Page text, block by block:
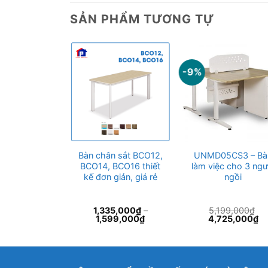
SẢN PHẨM TƯƠNG TỰ
Bàn chân sắt BCO12,
BCO14, BCO16 thiết
kế đơn giản, giá rẻ
1,335,000₫–
1,599,000₫
-9%
UNMD05CS3 –
làm việc cho 3
ngồi
5,199,000₫
Giá
gốc
4,725,000₫Giá